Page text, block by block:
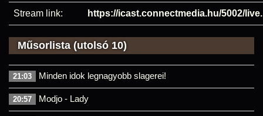
Stream link: https://icast.connectmedia.hu/5002/
Műsorlista (utolsó 10)
21:03 Minden idok legnagyobb slagerei!
20:57 Modjo - Lady